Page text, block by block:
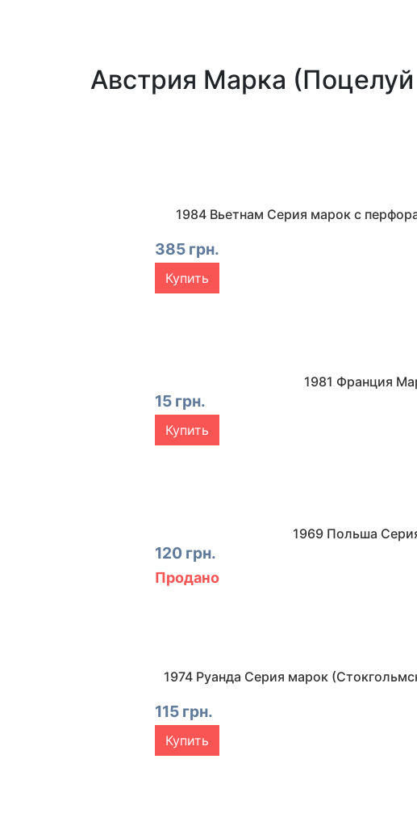
Австрия Марка
1984 Вьетнам Серия марок с
385 грн.
Купить
1981 Франция
15 грн.
Купить
1969 Польша
120 грн.
Продано
1974 Руанда Серия марок
115 грн.
Купить